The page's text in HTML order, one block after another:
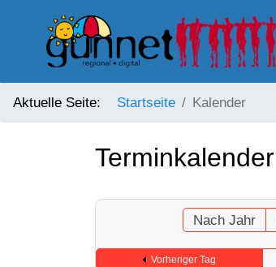
Aktuelle Seite: Startseite Kalender
Terminkalender
Nach Jahr
Vorheriger Tag